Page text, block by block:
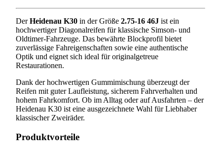
DerHeidenau K30 in der Größe 2.75-16 46J ist ein
hochwertiger Diagonalreifen für klassische Simson- und
Oldtimer-Fahrzeuge. Das bewährte Blockprofil bietet
zuverlässige Fahreigenschaften sowie eine authentische
Optik und eignet sich ideal für originalgetreue
Restaurationen.
Dank der hochwertigen Gummimischung überzeugt der
Reifen mit guter Laufleistung, sicherem Fahrverhalten und
hohem Fahrkomfort. Ob im Alltag oder auf Ausfahrten – der
Heidenau K30 ist eine ausgezeichnete Wahl für Liebhaber
klassischer Zweiräder.
Produktvorteile